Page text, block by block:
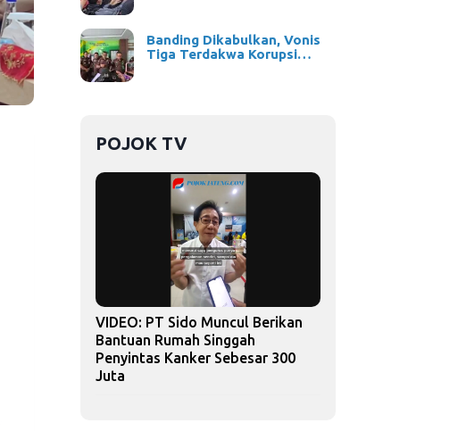
Banding Dikabulkan, Vonis
Tiga Terdakwa Korupsi…
POJOK TV
VIDEO: PT Sido Muncul Berikan
Bantuan Rumah Singgah
Penyintas Kanker Sebesar 300
Juta